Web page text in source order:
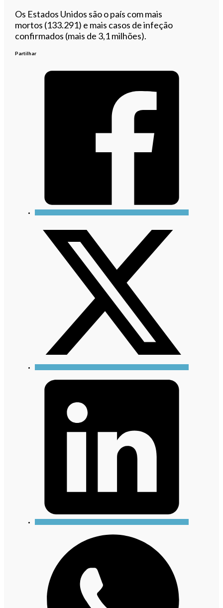
Os Estados Unidos são o país com mais
mortos (133.291) e mais casos de infeção
confirmados (mais de 3,1 milhões).
Partilhar